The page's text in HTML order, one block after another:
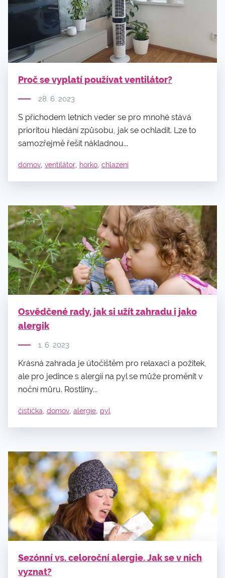
Proč se vyplatí používat ventilátor?
28. 6. 2023
S příchodem letních veder se pro mnohé stává
prioritou hledání způsobu, jak se ochladit. Lze to
samozřejmě řešit nákladnou...
domov, ventilátor, horko, chlazení
Osvědčené rady, jak si užít zahradu i jako
alergik
1. 6. 2023
Krásná zahrada je útočištěm pro relaxaci a požitek,
ale pro jedince s alergií na pyl se může proměnit v
noční můru. Rostliny...
čistička, domov, alergie, pyl
Sezónní vs. celoroční alergie. Jak se v nich
vyznat?